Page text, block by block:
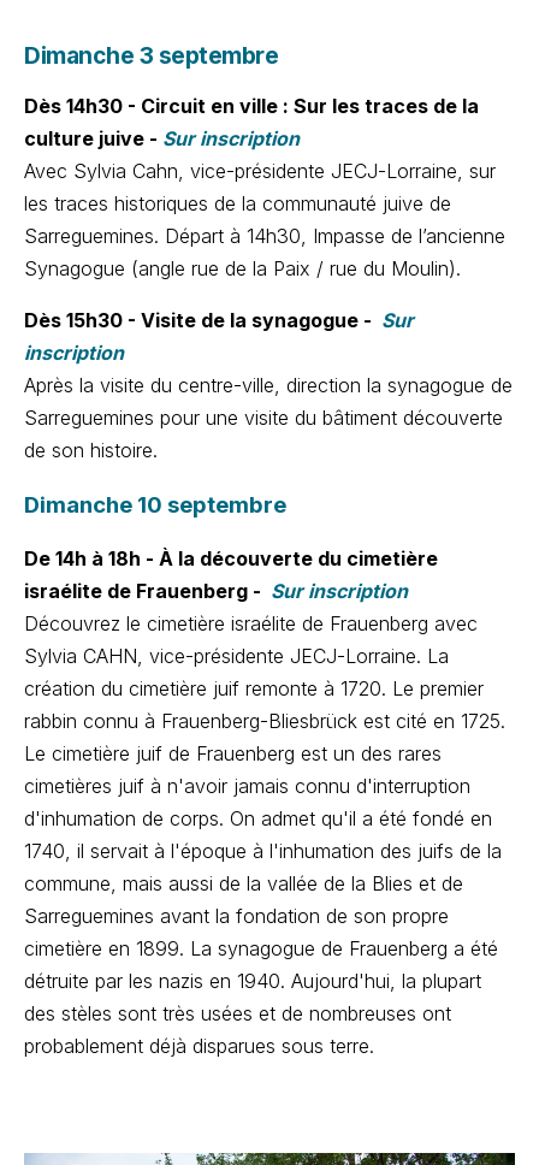
Dimanche 3 septembre
Dès 14h30 - Circuit en ville : Sur les traces de la
culture juive - Sur inscription
Avec Sylvia Cahn, vice-présidente JECJ-Lorraine, sur
les traces historiques de la communauté juive de
Sarreguemines. Départ à 14h30, Impasse de l’ancienne
Synagogue (angle rue de la Paix / rue du Moulin).
Dès 15h30 - Visite de la synagogue - Sur
inscription
Après la visite du centre-ville, direction la synagogue de
Sarreguemines pour une visite du bâtiment découverte
de son histoire.
Dimanche 10 septembre
De 14h à 18h - À la découverte du cimetière
israélite de Frauenberg - Sur inscription
Découvrez le cimetière israélite de Frauenberg avec
Sylvia CAHN, vice-présidente JECJ-Lorraine. La
création du cimetière juif remonte à 1720. Le premier
rabbin connu à Frauenberg-Bliesbrück est cité en 1725.
Le cimetière juif de Frauenberg est un des rares
cimetières juif à n'avoir jamais connu d'interruption
d'inhumation de corps. On admet qu'il a été fondé en
1740, il servait à l'époque à l'inhumation des juifs de la
commune, mais aussi de la vallée de la Blies et de
Sarreguemines avant la fondation de son propre
cimetière en 1899. La synagogue de Frauenberg a été
détruite par les nazis en 1940. Aujourd'hui, la plupart
des stèles sont très usées et de nombreuses ont
probablement déjà disparues sous terre.